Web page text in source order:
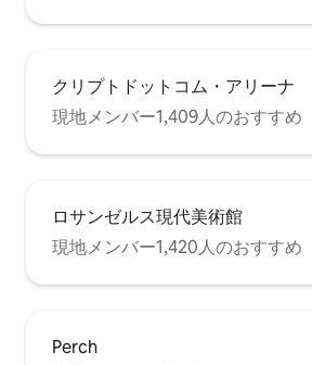
クリプトドットコム・アリーナ
現地メンバー1,409人のおすすめ
ロサンゼルス現代美術館
現地メンバー1,420人のおすすめ
Perch